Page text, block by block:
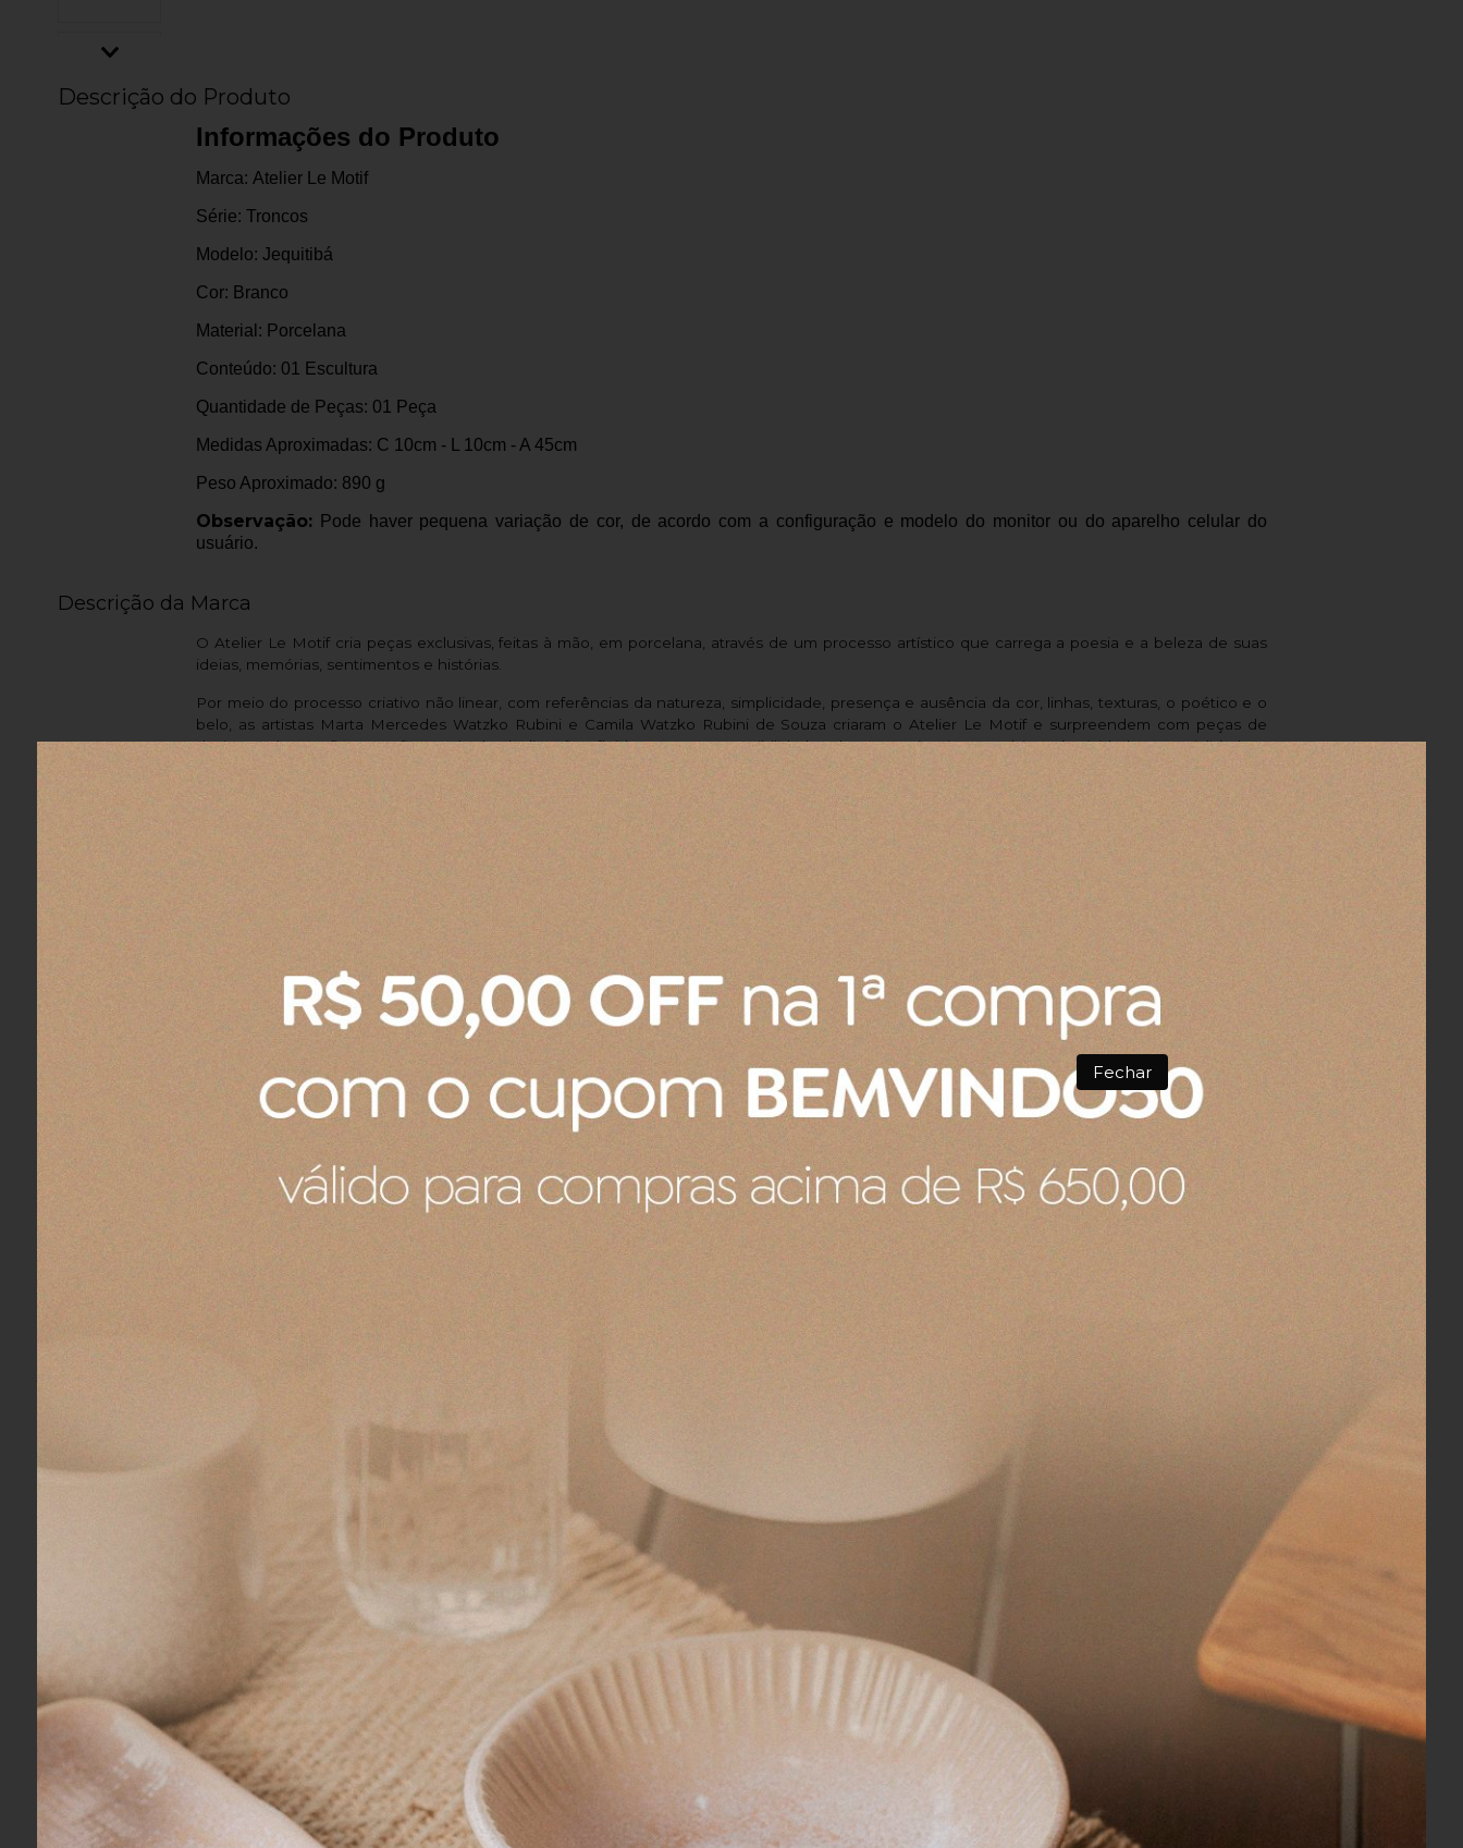
Descrição do Produto
Informações do Produto
Marca: Atelier Le Motif
Série: Troncos
Modelo: Jequitibá
Cor: Branco
Material: Porcelana
Conteúdo: 01 Escultura
Quantidade de Peças: 01 Peça
Medidas Aproximadas: C 10cm - L 10cm - A 45cm
Peso Aproximado: 890 g
Observação: Pode haver pequena variação de cor, de acordo com a configuração e modelo do monitor ou do aparelho celular do
usuário.
Descrição da Marca
O Atelier Le Motif cria peças exclusivas, feitas à mão, em porcelana, através de um processo artístico que carrega a poesia e a beleza de suas
ideias, memórias, sentimentos e histórias.
Por meio do processo criativo não linear, com referências da natureza, simplicidade, presença e ausência da cor, linhas, texturas, o poético e o
belo, as artistas Marta Mercedes Watzko Rubini e Camila Watzko Rubini de Souza criaram o Atelier Le Motif e surpreendem com peças de
design e decoração que são resultado de ligações fluidas entre as possibilidades das artes visuais, memórias, plasticidade, materialidade e
poesia.
Avaliações dos Clientes
Gisela O.
Eu recomendo esse produto.
Gostei muito, adoro essas toalhas, tenho várias há anos. Gostaria de saber se tem mais dessa cor 3144 e
Produto:
Toalha de Banho Algodão Egípcio Buddemeyer Bege 77 x 140 cm
Fernando A.
Eu recomendo esse produto.
Produto:Prato Raso de Cerâmica Le Creuset Azul Caribe 22 cm
Fernando A.
Pote para mostarda
Eu recomendo esse produto.
Produto recebido
Ele veio com um pequeno defeito de fabrica um pontinho no pote o qual, acredito que não faz parte
de fábrica e também durante a compra não falava sobre esse pequeno defeito.
Produto:
Ronaldo R.
04/08/2026
Eu recomendo esse produto.
Produto: Bandeja Para 6 Ovos Le Creuset Vermelho
Fechar